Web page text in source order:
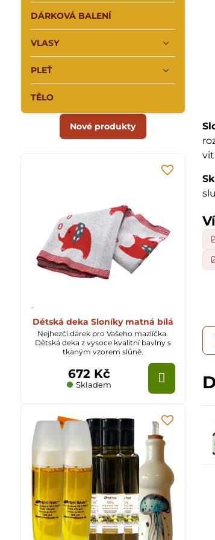
DÁRKOVÁ BALENÍ
VLASY
PLEŤ
TĚLO
Nové produkty
Dětská deka Sloníky matná bílá
Nejhezčí dárek pro Vašeho mazlíčka.
Dětská deka z vysoce kvalitní bavlny s
tkaným vzorem slůně.
Skladem
672 Kč